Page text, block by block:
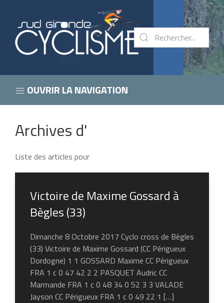
OUVRIR LA NAVIGATION
Archives d'
Liste des articles pour
Victoire de Maxime Gossard à
Bègles (33)
Dimanche 8 Octobre 2017 Cyclo cross de Bègles
(33) Victoire de Maxime Gossard (CC Périgueux
Dordogne) 1 1 GOSSARD Maxime CC Périgueux
FRA 1 c 0 47 42 2 2 PASQUET Audric CC
Marmande FRA 1 c 0 48 34 0 52 3 3 VALADE
Jayson CC Périgueux FRA 1 c 0 49 22 1 […]